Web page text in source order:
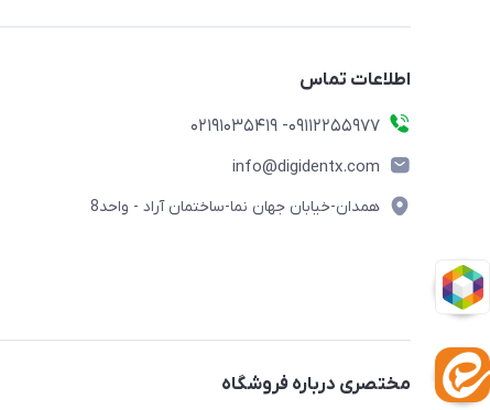
اطلاعات تماس
09112255977- 02191035419
info@digidentx.com
همدان-خیابان جهان نما-ساختمان آراد - واحد8
مختصری درباره فروشگاه